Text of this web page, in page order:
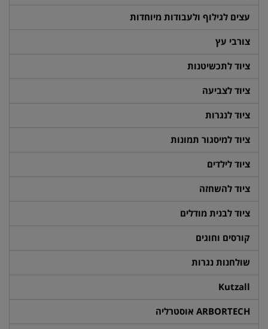
עצים לגילוף ולעבודות מיוחדות
צורבי עץ
ציוד לתכשיטנות
ציוד לצביעה
ציוד לנגרות
ציוד למיסגור תמונות
ציוד לילדים
ציוד להשחזה
ציוד לבנית מודלים
קורסים וחוגים
שולחנות נגרות
Kutzall
ARBORTECH אוסטרליה